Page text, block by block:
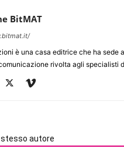
BitMAT
è una casa editrice che ha
rivolta agli specialisti
autore